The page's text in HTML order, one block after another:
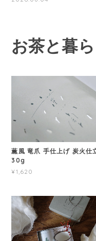
お茶と暮
薫風 竜爪 手仕上げ 炭火仕
30g
¥1,620